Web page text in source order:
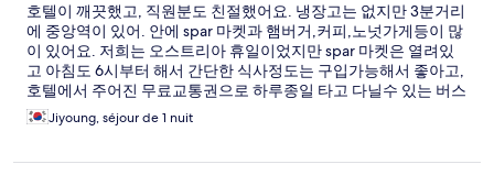
호텔이 깨끗했고, 직원분도 친절했어요. 냉장고는 없지만 3분거리
에 중앙역이 있어. 안에 spar 마켓과 햄버거,커피,노넛가게등이 많
이 있어요. 저희는 오스트리아 휴일이었지만 spar 마켓은 열려있
고 아침도 6시부터 해서 간단한 식사정도는 구입가능해서 좋아고,
호텔에서 주어진 무료교통권으로 하루종일 타고 다닐수 있는 버스
가 바로 있어 (3번, 5번) 너무 좋습니다. 추천합니다.
Jiyoung, séjour de 1 nuit